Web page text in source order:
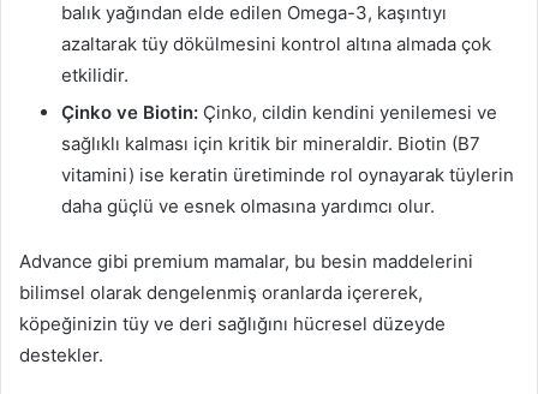
balık yağından elde edilen Omega-3, kaşıntıyı
azaltarak tüy dökülmesini kontrol altına almada çok
etkilidir.
Çinko ve Biotin: Çinko, cildin kendini yenilemesi ve
sağlıklı kalması için kritik bir mineraldir. Biotin (B7
vitamini) ise keratin üretiminde rol oynayarak tüylerin
daha güçlü ve esnek olmasına yardımcı olur.
Advance gibi premium mamalar, bu besin maddelerini
bilimsel olarak dengelenmiş oranlarda içererek,
köpeğinizin tüy ve deri sağlığını hücresel düzeyde
destekler.